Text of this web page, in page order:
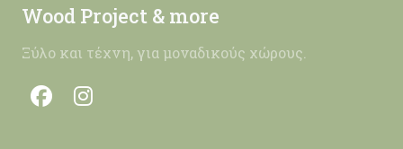
Wood Project & more
Ξύλο και τέχνη, για μοναδικούς χώρους.